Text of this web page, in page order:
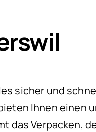
sicher und
Ihnen einen
das Verpacken,